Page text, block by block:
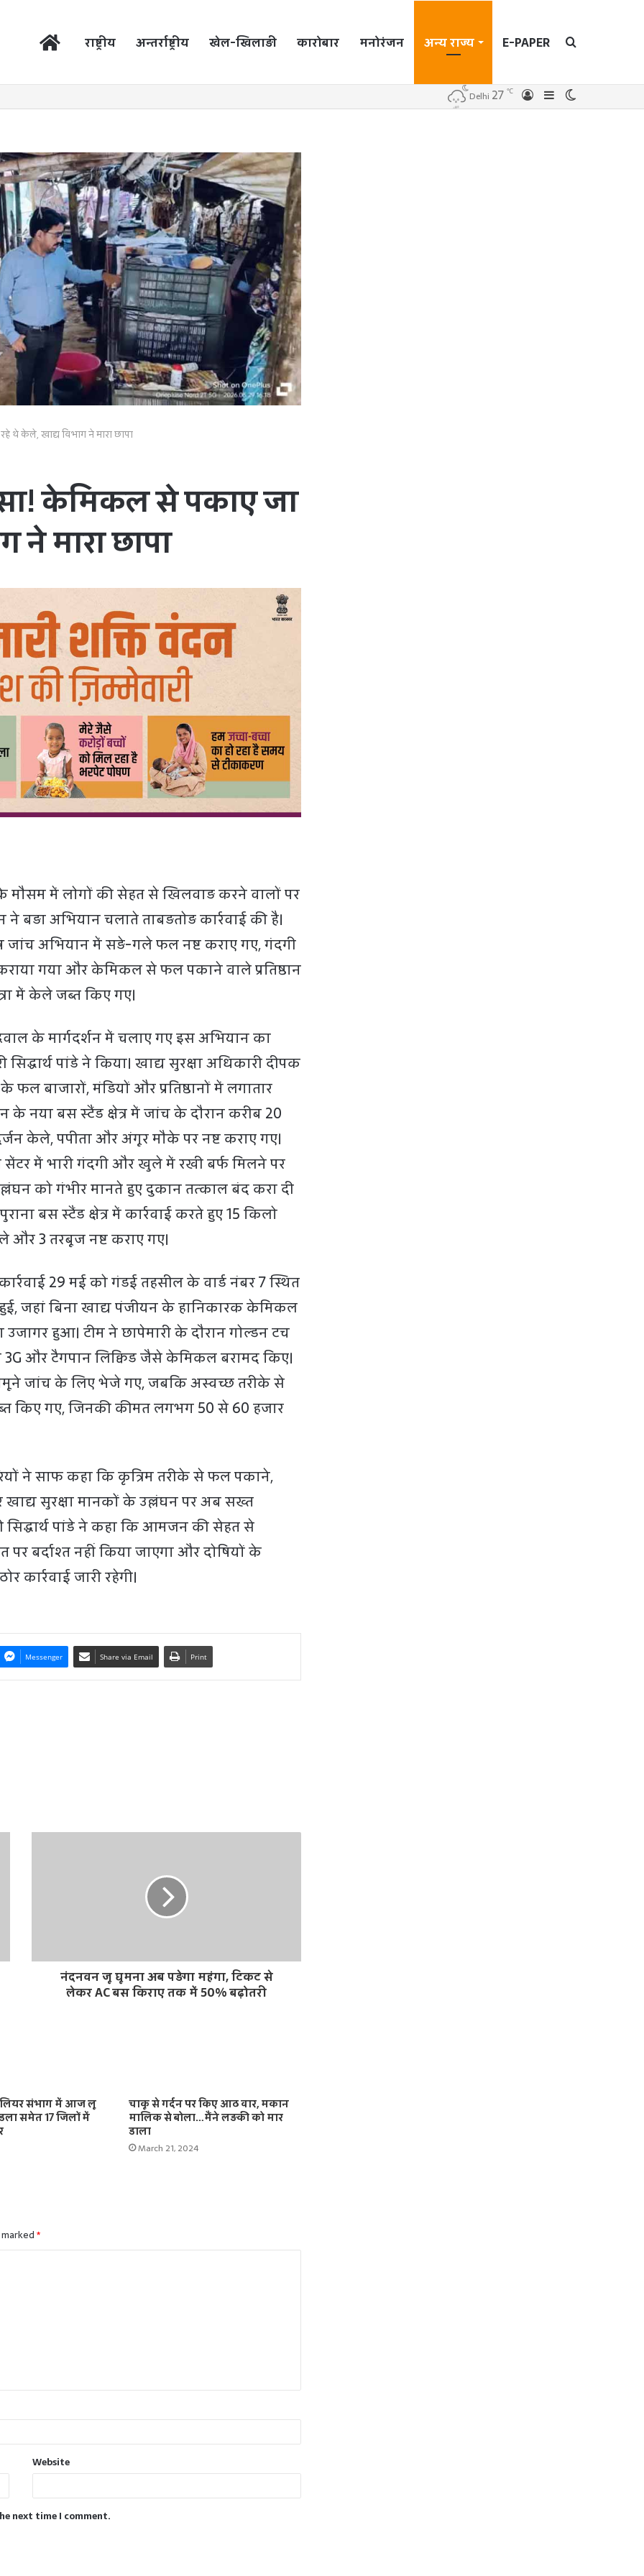
राष्ट्रीय अन्तर्राष्ट्रीय खेल-खिलाड़ी कारोबार मनोरंजन अन्य राज्य E-PAPER Search
Sidebar
Log
Delhi 27 ℃
केले, खाद्य विभाग ने मारा छापा
केमिकल से पकाए जा
मारा छापा
मौसम में लोगों की सेहत से खिलवाड़ करने वालों पर
बड़ा अभियान चलाते ताबड़तोड़ कार्रवाई की है।
जांच अभियान में सड़े-गले फल नष्ट कराए गए, गंदगी
गया और केमिकल से फल पकाने वाले प्रतिष्ठान
में केले जब्त किए गए।
के मार्गदर्शन में चलाए गए इस अभियान का
पांडे ने किया। खाद्य सुरक्षा अधिकारी दीपक
बाजारों, मंडियों और प्रतिष्ठानों में लगातार
के नया बस स्टैंड क्षेत्र में जांच के दौरान करीब 20
केले, पपीता और अंगूर मौके पर नष्ट कराए गए।
सेंटर में भारी गंदगी और खुले में रखी बर्फ मिलने पर
को गंभीर मानते हुए दुकान तत्काल बंद करा दी
बस स्टैंड क्षेत्र में कार्रवाई करते हुए 15 किलो
3 तरबूज नष्ट कराए गए।
29 मई को गंडई तहसील के वार्ड नंबर 7 स्थित
जहां बिना खाद्य पंजीयन के हानिकारक केमिकल
हुआ। टीम ने छापेमारी के दौरान गोल्डन टच
3G और टैगपान लिक्विड जैसे केमिकल बरामद किए।
जांच के लिए भेजे गए, जबकि अस्वच्छ तरीके से
किए गए, जिनकी कीमत लगभग 50 से 60 हजार
ने साफ कहा कि कृत्रिम तरीके से फल पकाने,
सुरक्षा मानकों के उल्लंघन पर अब सख्त
सिद्धार्थ पांडे ने कहा कि आमजन की सेहत से
बर्दाश्त नहीं किया जाएगा और दोषियों के
कार्रवाई जारी रहेगी।
Messenger Share via Email Print
नंदनवन जू घूमना अब पड़ेगा महंगा, टिकट से
लेकर AC बस किराए तक में 50% बढ़ोतरी
संभाग में आज लू
समेत 17 जिलों में
चाकू से गर्दन पर किए आठ वार, मकान
मालिक से बोला…मैंने लड़की को मार
डाला
March 21, 2024
*
Website
next time I comment.